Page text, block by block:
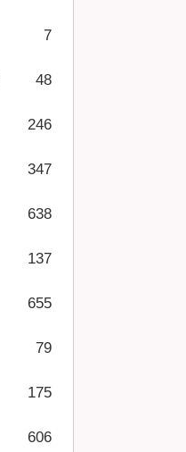
7
48
246
347
638
137
655
79
175
606